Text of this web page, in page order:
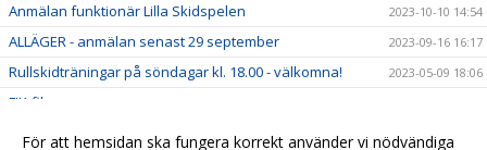
Anmälan funktionär Lilla Skidspelen 2023-10-10 14:54
ALLÄGER - anmälan senast 29 september 2023-09-16 16:17
Rullskidträningar på söndagar kl. 18.00 - välkomna! 2023-05-09 18:06
FIK-fika
Hög tid att välja funktionärspass 2023-01-07 08:39
För att hemsidan ska fungera korrekt använder vi nödvändiga